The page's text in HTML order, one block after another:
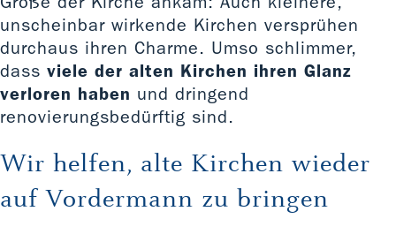
unscheinbar wirkende Kirchen versprühen
durchaus ihren Charme. Umso schlimmer,
dass viele der alten Kirchen ihren Glanz
verloren haben und dringend
renovierungsbedürftig sind.
Wir helfen, alte Kirchen wieder
auf Vordermann zu bringen